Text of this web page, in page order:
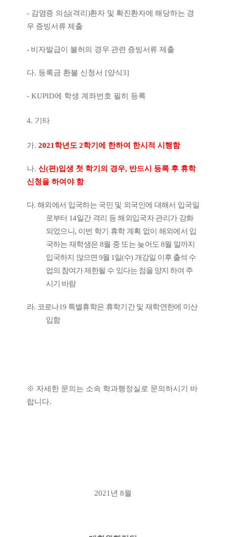
- 감염증 의심(격리 )환자 및 확진환자에 해당하는 경
우 증빙서류 제출
- 비자발급이 불허의 경우 관련 증빙서류 제출
다. 등록금 환불 신청서 [양식3]
- KUPID에 학생 계좌번호 필히 등록
4. 기타
가. 2021학년도 2학기에 한하여 한시적 시행함
나. 신(편)입생 첫 학기의 경우, 반드시 등록 후 휴학
신청을 하여야 함
다.해외에서 입국하는 국민 및 외국인에 대해서 입국일
로부터 14일간 격리 등 해외입국자 관리가 강화
되었으니 , 이번 학기 휴학 계획 없이 해외에서 입
국하는 재학생은 8월 중 또는 늦어도 8월 말까지
입국하지 않으면 9월 1일(수) 개강일 이후 출석 수
업의 참여가 제한될 수 있다는 점을 양지 하여 주
시기 바람
라. 코로나19 특별휴학은 휴학기간 및 재학연한에 미산
입함
※ 자세한 문의는 소속 학과행정실로 문의하시기 바
랍니다.
2021년 8월